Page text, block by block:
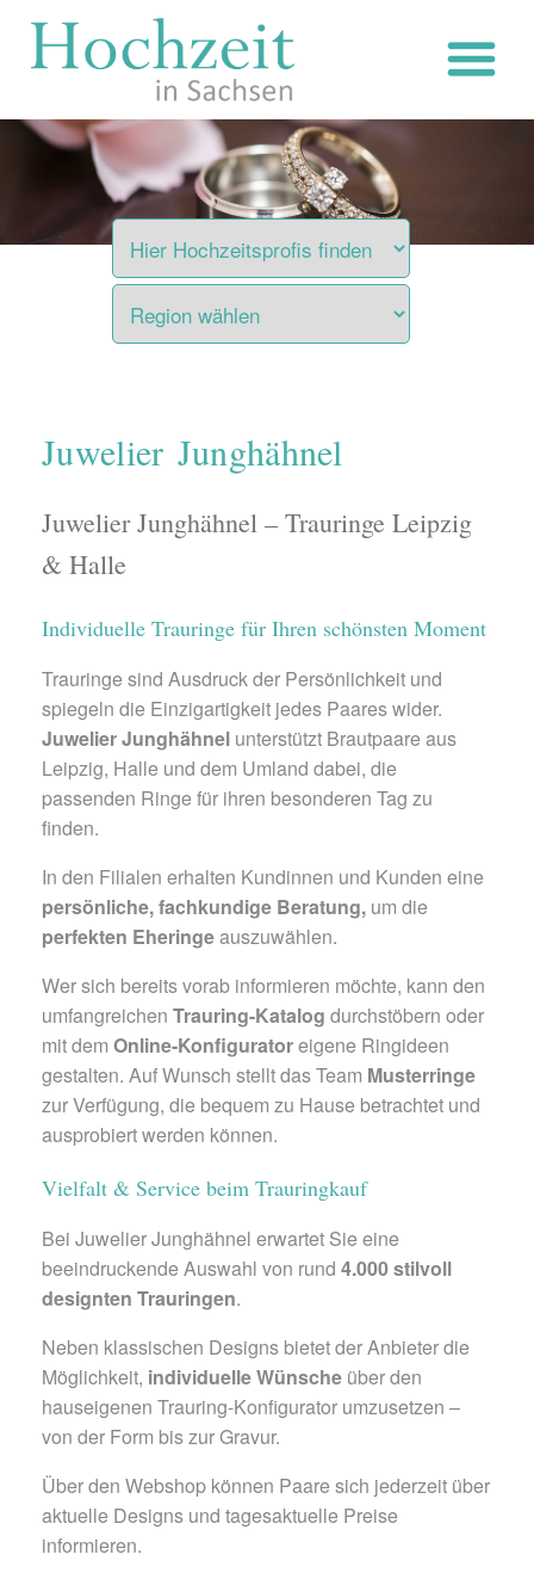
Inhalt
Juwelier Junghähnel
Juwelier Junghähnel – Trauringe Leipzig
& Halle
Individuelle Trauringe für Ihren schönsten Moment
Trauringe sind Ausdruck der Persönlichkeit und
spiegeln die Einzigartigkeit jedes Paares wider.
Juwelier Junghähnel unterstützt Brautpaare aus
Leipzig, Halle und dem Umland dabei, die
passenden Ringe für ihren besonderen Tag zu
finden.
In den Filialen erhalten Kundinnen und Kunden eine
persönliche, fachkundige Beratung, um die
perfekten Eheringeauszuwählen.
Wer sich bereits vorab informieren möchte, kann den
umfangreichen Trauring-Katalog durchstöbern oder
mit dem Online-Konfiguratoreigene Ringideen
gestalten. Auf Wunsch stellt das Team Musterringe
zur Verfügung, die bequem zu Hause betrachtet und
ausprobiert werden können.
Vielfalt & Service beim Trauringkauf
Bei Juwelier Junghähnel erwartet Sie eine
beeindruckende Auswahl von rund 4.000 stilvoll
designten Trauringen.
Neben klassischen Designs bietet der Anbieter die
Möglichkeit, individuelle Wünsche über den
hauseigenen Trauring-Konfigurator umzusetzen –
von der Form bis zur Gravur.
Über den Webshop können Paare sich jederzeit über
aktuelle Designs und tagesaktuelle Preise
informieren.